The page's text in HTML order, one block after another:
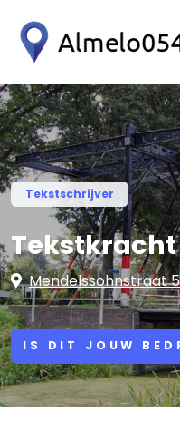
Tekstschrijver
Tekstkracht
Mendelssohnstraat 5
IS DIT JOUW